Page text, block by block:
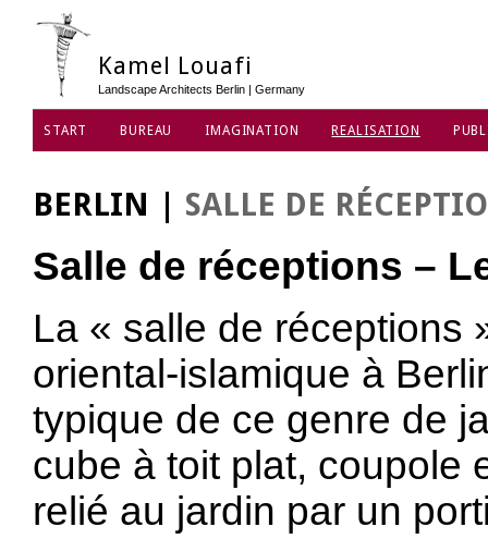
Kamel Louafi
Landscape Architects Berlin | Germany
START BUREAU IMAGINATION REALISATION
BERLIN SALLE DE
Salle de réceptions –
La « salle de réceptions
oriental-islamique à
typique de ce genre de
cube à toit plat, coupole
relié au jardin par un